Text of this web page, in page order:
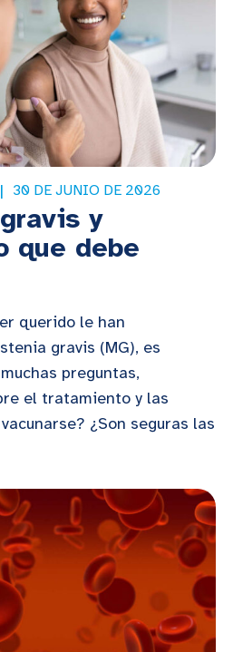
30 DE JUNIO DE 2026
y
que debe
querido le han
gravis (MG), es
preguntas,
el tratamiento y las
¿Son seguras las